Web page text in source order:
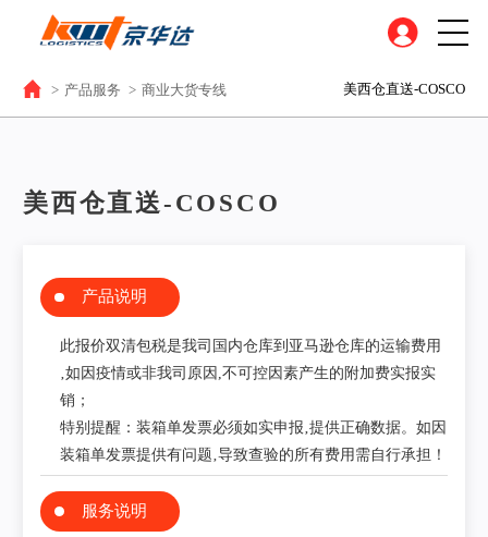
> 产品服务 > 商业大货专线 美西仓直送-COSCO
美西仓直送-COSCO
产品说明
此报价双清包税是我司国内仓库到亚马逊仓库的运输费用
‚如因疫情或非我司原因,不可控因素产生的附加费实报实
销；
特别提醒：装箱单发票必须如实申报‚提供正确数据。如因
装箱单发票提供有问题‚导致查验的所有费用需自行承担！
服务说明